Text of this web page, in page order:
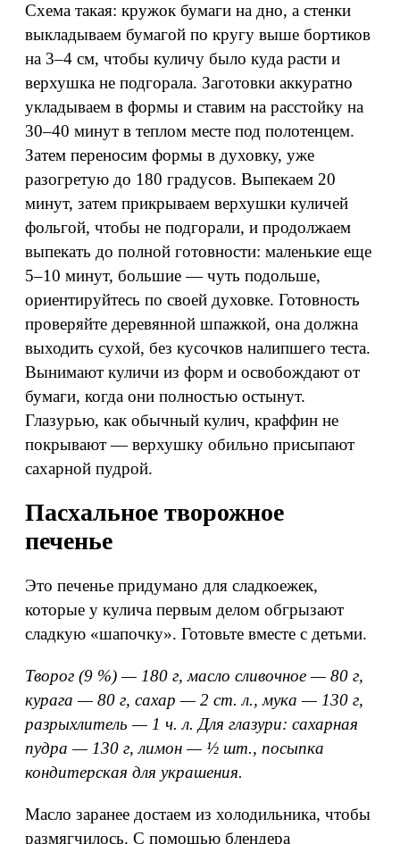
Схема такая: кружок бумаги на дно, а стенки
выкладываем бумагой по кругу выше бортиков
на 3–4 см, чтобы куличу было куда расти и
верхушка не подгорала. Заготовки аккуратно
укладываем в формы и ставим на расстойку на
30–40 минут в теплом месте под полотенцем.
Затем переносим формы в духовку, уже
разогретую до 180 градусов. Выпекаем 20
минут, затем прикрываем верхушки куличей
фольгой, чтобы не подгорали, и продолжаем
выпекать до полной готовности: маленькие еще
5–10 минут, большие — чуть подольше,
ориентируйтесь по своей духовке. Готовность
проверяйте деревянной шпажкой, она должна
выходить сухой, без кусочков налипшего теста.
Вынимают куличи из форм и освобождают от
бумаги, когда они полностью остынут.
Глазурью, как обычный кулич, краффин не
покрывают — верхушку обильно присыпают
сахарной пудрой.
Пасхальное творожное
печенье
Это печенье придумано для сладкоежек,
которые у кулича первым делом обгрызают
сладкую «шапочку». Готовьте вместе с детьми.
Творог (9 %) — 180 г, масло сливочное — 80 г,
курага — 80 г, сахар — 2 ст. л., мука — 130 г,
разрыхлитель — 1 ч. л. Для глазури: сахарная
пудра — 130 г, лимон — ½ шт., посыпка
кондитерская для украшения.
Масло заранее достаем из холодильника, чтобы
размягчилось. С помощью блендера